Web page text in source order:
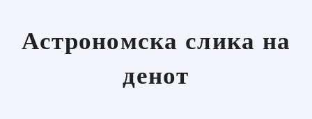
Астрономска слика на
денот